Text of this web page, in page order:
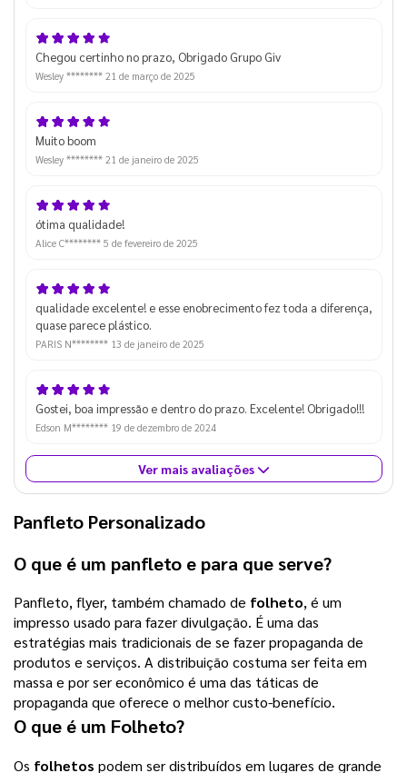
Chegou certinho no prazo, Obrigado Grupo Giv
Wesley ******** 21 de março de 2025
Muito boom
Wesley ******** 21 de janeiro de 2025
ótima qualidade!
Alice C******** 5 de fevereiro de 2025
qualidade excelente! e esse enobrecimento fez toda a diferença,
quase parece plástico.
PARIS N******** 13 de janeiro de 2025
Gostei, boa impressão e dentro do prazo. Excelente! Obrigado!!!
Edson M******** 19 de dezembro de 2024
Ver mais avaliações
Panfleto Personalizado
O que é um panfleto e para que serve?
Panfleto, flyer, também chamado de folheto, é um
impresso usado para fazer divulgação. É uma das
estratégias mais tradicionais de se fazer propaganda de
produtos e serviços. A distribuição costuma ser feita em
massa e por ser econômico é uma das táticas de
propaganda que oferece o melhor custo-benefício.
O que é um Folheto?
Os folhetos podem ser distribuídos em lugares de grande